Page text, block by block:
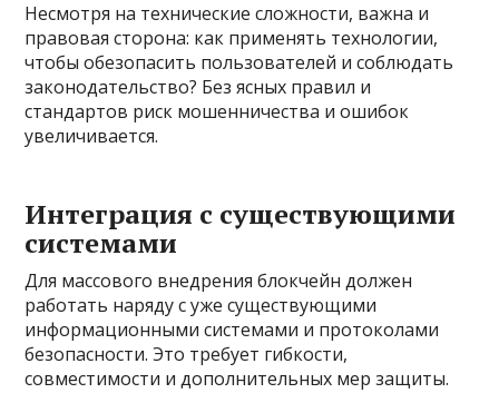
Несмотря на технические сложности, важна и
правовая сторона: как применять технологии,
чтобы обезопасить пользователей и соблюдать
законодательство? Без ясных правил и
стандартов риск мошенничества и ошибок
увеличивается.
Интеграция с существующими
системами
Для массового внедрения блокчейн должен
работать наряду с уже существующими
информационными системами и протоколами
безопасности. Это требует гибкости,
совместимости и дополнительных мер защиты.